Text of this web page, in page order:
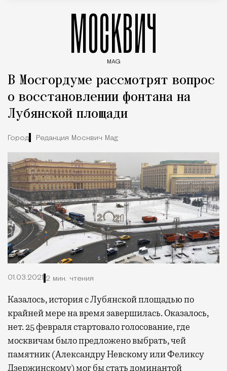
МОСКВИЧ
MAG
В Мосгордуме рассмотрят вопрос
о восстановлении фонтана на
Лубянской площади
Город Редакция Москвич Mag
01.03.2021 2 мин. чтения
Казалось, история с Лубянской площадью по
крайней мере на время завершилась. Оказалось,
нет. 25 февраля стартовало голосование, где
москвичам было предложено выбрать, чей
памятник (Александру Невскому или Феликсу
Дзержинскому) мог бы стать доминантой